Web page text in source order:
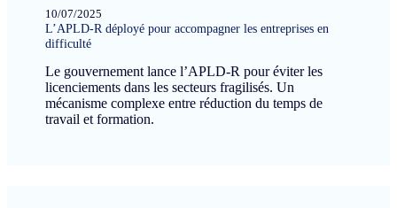
10/07/2025
L’APLD-R déployé pour accompagner les entreprises en
difficulté
Le gouvernement lance l’APLD-R pour éviter les
licenciements dans les secteurs fragilisés. Un
mécanisme complexe entre réduction du temps de
travail et formation.